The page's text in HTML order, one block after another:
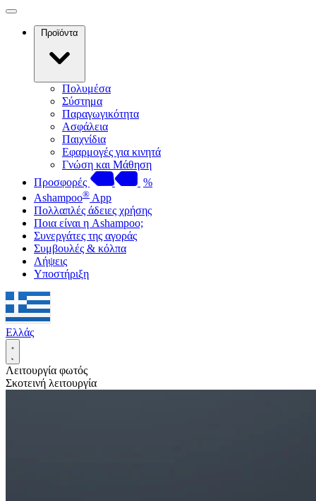
Προϊόντα
Πολυμέσα
Σύστημα
Παραγωγικότητα
Ασφάλεια
Παιχνίδια
Εφαρμογές για κινητά
Γνώση και Μάθηση
Προσφορές
%
Ashampoo® App
Πολλαπλές άδειες χρήσης
Ποια είναι η Ashampoo;
Συνεργάτες της αγοράς
Συμβουλές & κόλπα
Λήψεις
Υποστήριξη
Ελλάς
Λειτουργία φωτός
Σκοτεινή λειτουργία